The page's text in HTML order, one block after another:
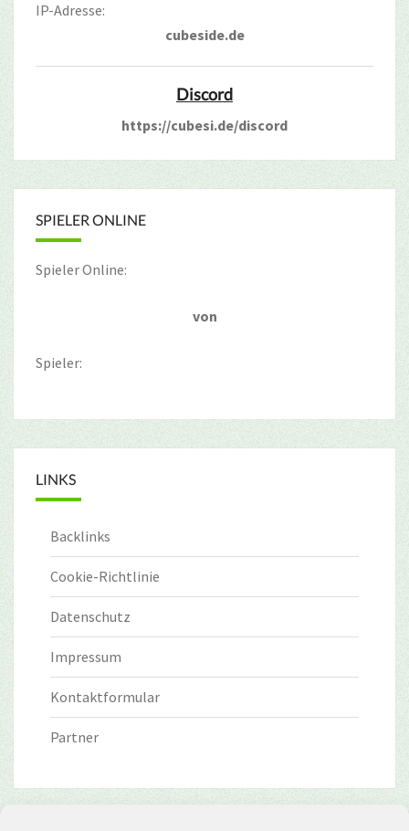
IP-Adresse:
cubeside.de
Discord
https://cubesi.de/discord
SPIELER ONLINE
Spieler Online:
von
Spieler:
LINKS
Backlinks
Cookie-Richtlinie
Datenschutz
Impressum
Kontaktformular
Partner